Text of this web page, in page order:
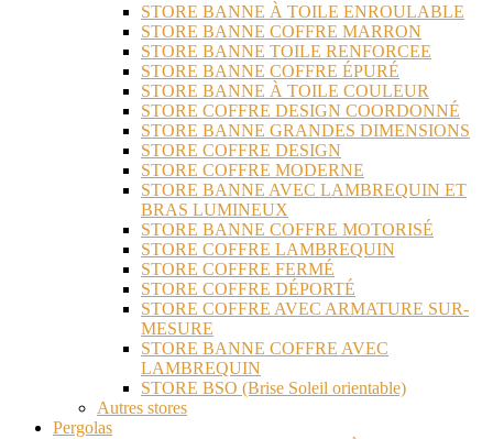
STORE BANNE À TOILE ENROULABLE
STORE BANNE COFFRE MARRON
STORE BANNE TOILE RENFORCEE
STORE BANNE COFFRE ÉPURÉ
STORE BANNE À TOILE COULEUR
STORE COFFRE DESIGN COORDONNÉ
STORE BANNE GRANDES DIMENSIONS
STORE COFFRE DESIGN
STORE COFFRE MODERNE
STORE BANNE AVEC LAMBREQUIN ET
BRAS LUMINEUX
STORE BANNE COFFRE MOTORISÉ
STORE COFFRE LAMBREQUIN
STORE COFFRE FERMÉ
STORE COFFRE DÉPORTÉ
STORE COFFRE AVEC ARMATURE SUR-
MESURE
STORE BANNE COFFRE AVEC
LAMBREQUIN
STORE BSO (Brise Soleil orientable)
Autres stores
Pergolas